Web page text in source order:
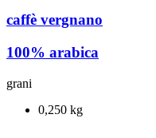
caffè vergnano
100% arabica
grani
0,250 kg